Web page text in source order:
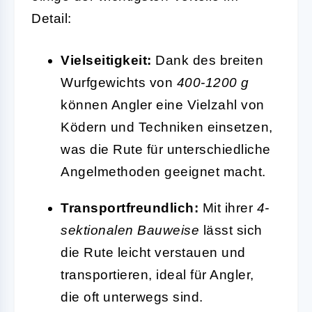
Detail:
Vielseitigkeit: Dank des breiten
Wurfgewichts von 400-1200 g
können Angler eine Vielzahl von
Ködern und Techniken einsetzen,
was die Rute für unterschiedliche
Angelmethoden geeignet macht.
Transportfreundlich: Mit ihrer 4-
sektionalen Bauweise lässt sich
die Rute leicht verstauen und
transportieren, ideal für Angler,
die oft unterwegs sind.